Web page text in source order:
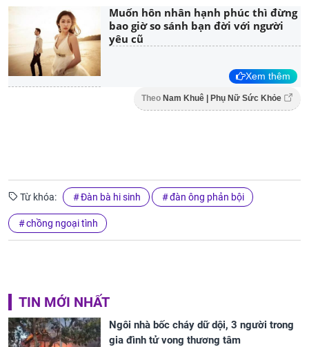
Muốn hôn nhân hạnh phúc thì đừng
bao giờ so sánh bạn đời với người
yêu cũ
Xem thêm
Theo Nam Khuê | Phụ Nữ Sức Khỏe
Từ khóa: Đàn bà hi sinh đàn ông phản bội
chồng ngoại tình
TIN MỚI NHẤT
Ngôi nhà bốc cháy dữ dội, 3 người trong
gia đình tử vong thương tâm